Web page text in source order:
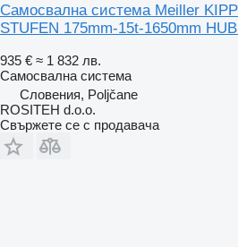
Самосвална система Meiller
STUFEN 175mm-15t-1650mm
935 € ≈ 1 832 лв.
Самосвална система
Словения, Poljčane
ROSITEH d.o.o.
Свържете се с продавача